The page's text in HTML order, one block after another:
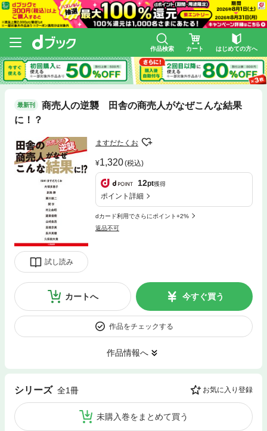
作品検索 カート はじめての方へ
最新刊
商売人の逆襲 田舎の商売人がなぜこんな結果
に！？
試し読み
ますだたくお
1,320(税込)
12pt獲得
ポイント詳細
dカード利用でさらにポイント+2%
返品不可
カートへ 今すぐ買う
作品をチェックする
作品情報へ
シリーズ 全1冊 お気に入り登録
未購入巻をまとめて買う